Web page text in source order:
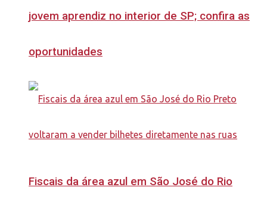
jovem aprendiz no interior de SP; confira as
oportunidades
Fiscais da área azul em São José do Rio